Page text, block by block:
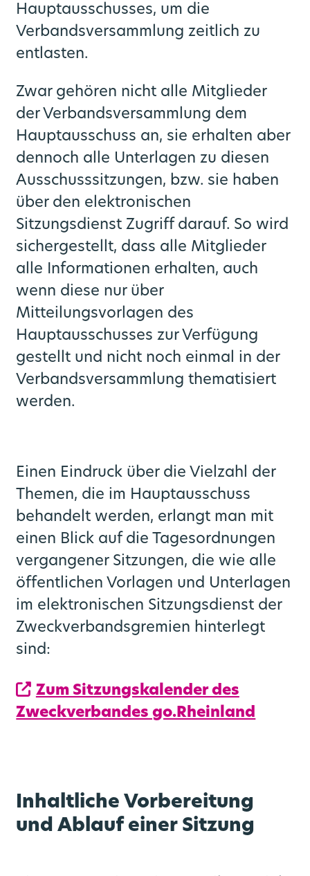
Hauptausschusses, um die
Verbandsversammlung zeitlich zu
entlasten.
Zwar gehören nicht alle Mitglieder
der Verbandsversammlung dem
Hauptausschuss an, sie erhalten aber
dennoch alle Unterlagen zu diesen
Ausschusssitzungen, bzw. sie haben
über den elektronischen
Sitzungsdienst Zugriff darauf. So wird
sichergestellt, dass alle Mitglieder
alle Informationen erhalten, auch
wenn diese nur über
Mitteilungsvorlagen des
Hauptausschusses zur Verfügung
gestellt und nicht noch einmal in der
Verbandsversammlung thematisiert
werden.
Einen Eindruck über die Vielzahl der
Themen, die im Hauptausschuss
behandelt werden, erlangt man mit
einen Blick auf die Tagesordnungen
vergangener Sitzungen, die wie alle
öffentlichen Vorlagen und Unterlagen
im elektronischen Sitzungsdienst der
Zweckverbandsgremien hinterlegt
sind:
Zum Sitzungskalender des
Zweckverbandes go.Rheinland
Inhaltliche Vorbereitung
und Ablauf einer Sitzung